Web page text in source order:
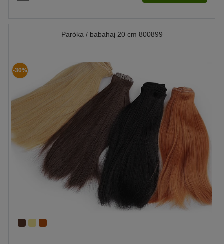
Paróka / babahaj 20 cm 800899
-30%